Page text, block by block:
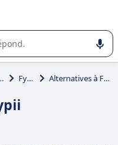
ou la sélection de
contenu Fypii Alternatives à Fypii